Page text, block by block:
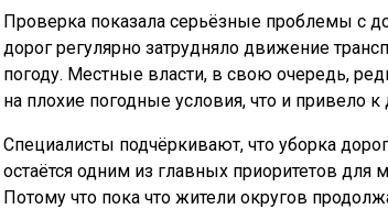
Проверка показала серьёзные проблемы с
дорог регулярно затрудняло движение
погоду. Местные власти, в свою очередь,
на плохие погодные условия, что и привело
Специалисты подчёркивают, что уборка
остаётся одним из главных приоритетов для
Потому что пока что жители округов